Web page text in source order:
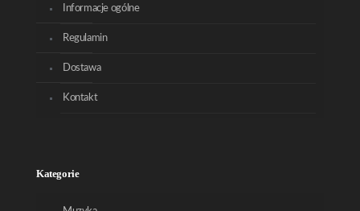
Informacje ogólne
Regulamin
Dostawa
Kontakt
Kategorie